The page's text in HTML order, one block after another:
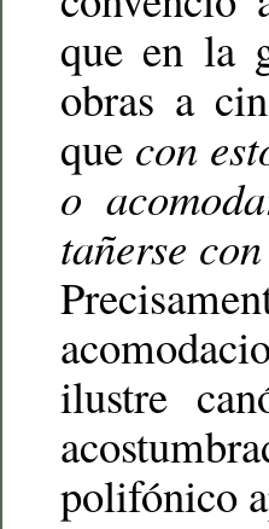
que en la
obras a
que con
o
tañerse
ilustre
polifónico